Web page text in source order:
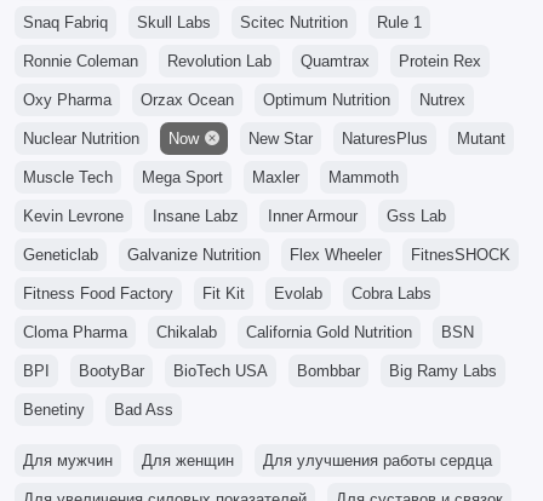
Snaq Fabriq Skull Labs Scitec Nutrition Rule 1
Ronnie Coleman Revolution Lab Quamtrax Protein Rex
Oxy Pharma Orzax Ocean Optimum Nutrition Nutrex
Nuclear Nutrition Now New Star NaturesPlus Mutant
Muscle Tech Mega Sport Maxler Mammoth
Kevin Levrone Insane Labz Inner Armour Gss Lab
Geneticlab Galvanize Nutrition Flex Wheeler FitnesSHOCK
Fitness Food Factory Fit Kit Evolab Cobra Labs
Cloma Pharma Chikalab California Gold Nutrition BSN
BPI BootyBar BioTech USA Bombbar Big Ramy Labs
Benetiny Bad Ass
Для мужчин Для женщин Для улучшения работы сердца